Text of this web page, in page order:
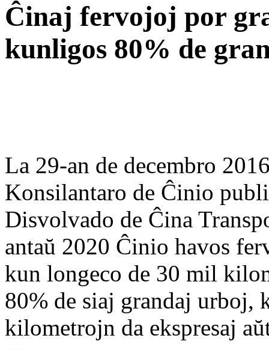
Ĉinaj fervojoj por
kunligos 80% de
La 29-an de decembro
Konsilantaro de Ĉinio
Disvolvado de Ĉina
antaŭ 2020 Ĉinio havos
kun longeco de 30 mil
80% de siaj grandaj urboj,
kilometrojn da ekspresaj